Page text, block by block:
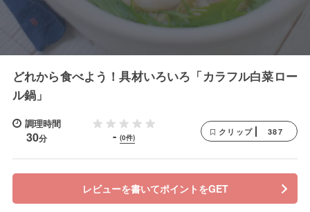
どれから食べよう！具材いろいろ「カラフル白菜ロー
ル鍋」
調理時間
30分 - (0件)
クリップ 387
レビューを書いてポイントをGET